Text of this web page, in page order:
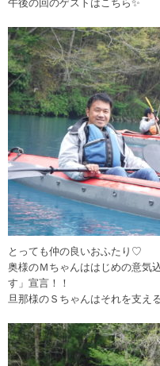
午後の回のゲストはこちら✨
とっても仲の良いおふたり♡
奥様のＭちゃんははじめの意気
す」宣言！！
旦那様のＳちゃんはそれを支え